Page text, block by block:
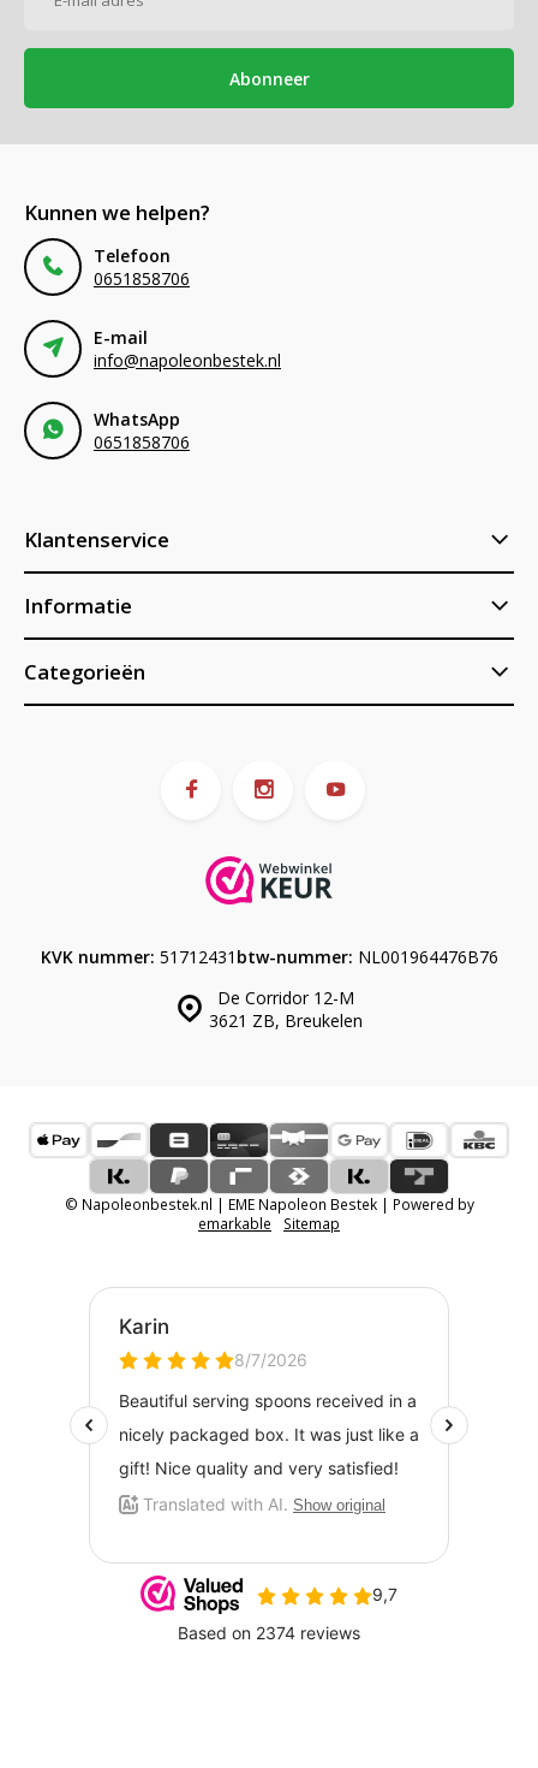
Abonneer
Kunnen we helpen?
Telefoon
0651858706
E-mail
info@napoleonbestek.nl
WhatsApp
0651858706
Klantenservice
Informatie
Categorieën
De Corridor 12-M
3621 ZB, Breukelen
KVK nummer: 51712431 btw-nummer: NL001964476B76
© Napoleonbestek.nl | EME Napoleon Bestek | Powered by
emarkable
Sitemap